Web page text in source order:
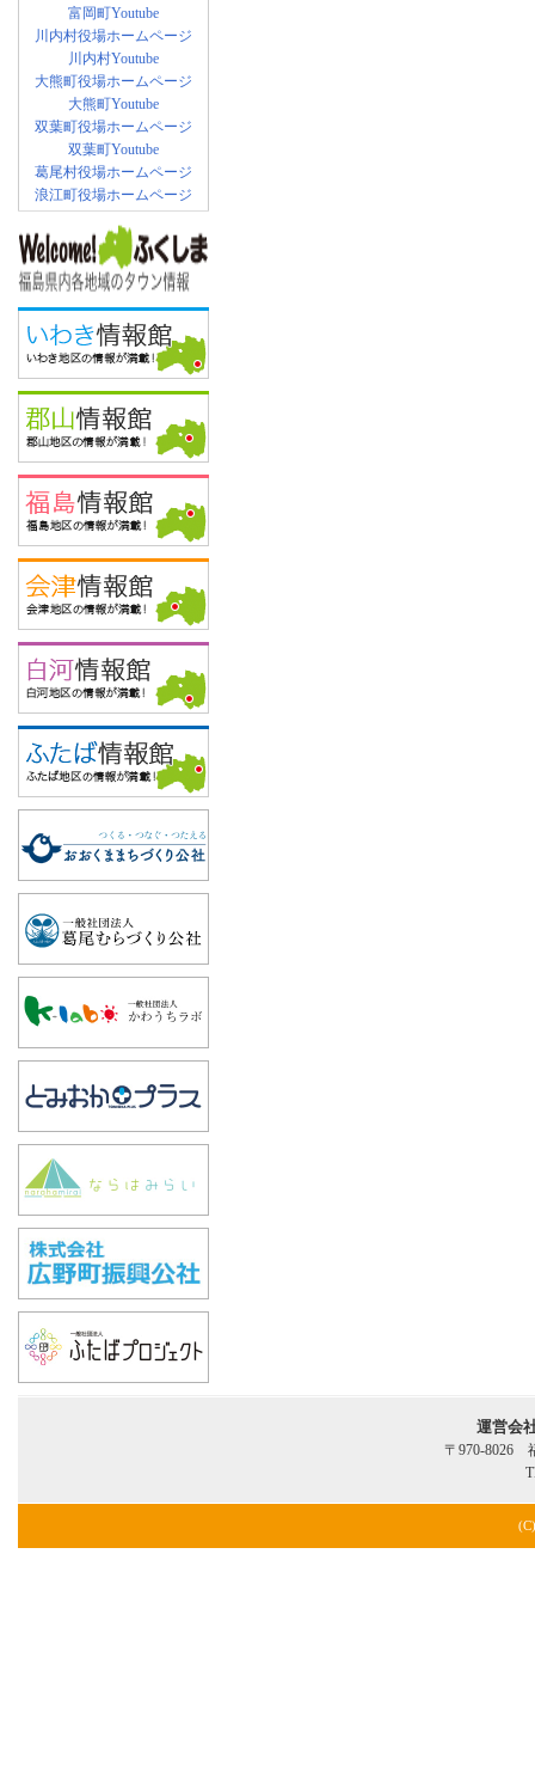
富岡町Youtube
川内村役場ホームページ
川内村Youtube
大熊町役場ホームページ
大熊町Youtube
双葉町役場ホームページ
双葉町Youtube
葛尾村役場ホームページ
浪江町役場ホームページ
運営会
〒970-8026